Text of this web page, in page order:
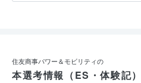
住友商事パワー＆モビリティの
本選考情報（ES・体験記）